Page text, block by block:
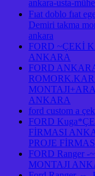
ankara-usta-
Fıat doblo fıat
Demiri takma
ankara
FORD ~ÇEKİ
ANKARA
FORD
ANKARA
ford custom a
FORD
FİRMASI
PROJE
FORD Ranger
MONTAJI